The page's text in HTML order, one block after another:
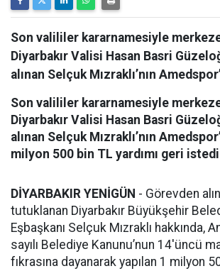
Son valililer kararnamesiyle
Diyarbakır Valisi Hasan Basri
alınan Selçuk Mızraklı’nın
Son valililer kararnamesiyle
Diyarbakır Valisi Hasan Basri
alınan Selçuk Mızraklı’nın
milyon 500 bin TL yardımı geri istedi
DİYARBAKIR YENİGÜN - Görevden
tutuklanan Diyarbakır Büyükşehir
Eşbaşkanı Selçuk Mızraklı hakkında,
sayılı Belediye Kanunu’nun 14'üncü
fıkrasına dayanarak yapılan 1 milyon